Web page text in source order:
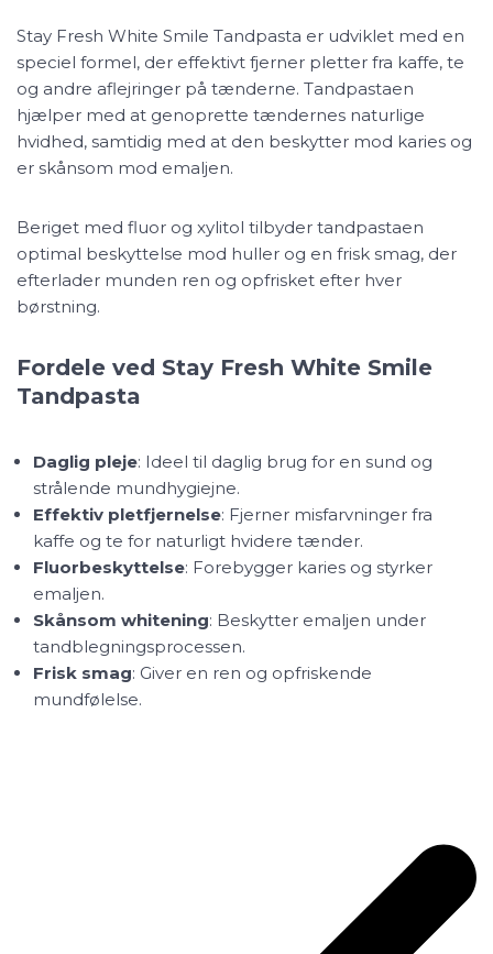
Stay Fresh White Smile Tandpasta er udviklet med en
speciel formel, der effektivt fjerner pletter fra kaffe, te
og andre aflejringer på tænderne. Tandpastaen
hjælper med at genoprette tændernes naturlige
hvidhed, samtidig med at den beskytter mod karies og
er skånsom mod emaljen.
Beriget med fluor og xylitol tilbyder tandpastaen
optimal beskyttelse mod huller og en frisk smag, der
efterlader munden ren og opfrisket efter hver
børstning.
Fordele ved Stay Fresh White Smile
Tandpasta
Daglig pleje: Ideel til daglig brug for en sund og
strålende mundhygiejne.
Effektiv pletfjernelse: Fjerner misfarvninger fra
kaffe og te for naturligt hvidere tænder.
Fluorbeskyttelse: Forebygger karies og styrker
emaljen.
Skånsom whitening: Beskytter emaljen under
tandblegningsprocessen.
Frisk smag: Giver en ren og opfriskende
mundfølelse.